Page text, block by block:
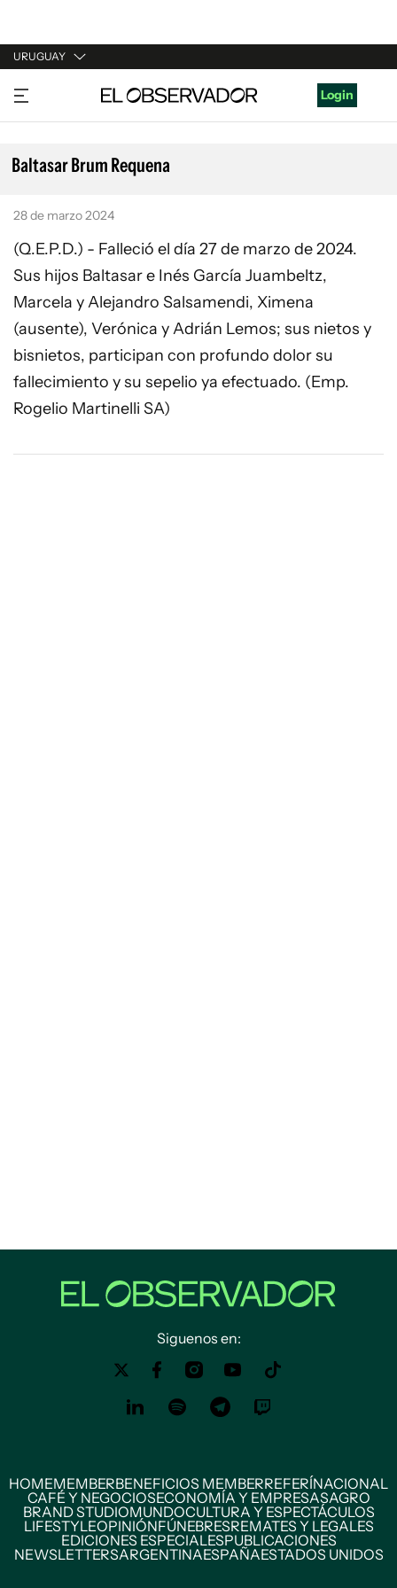
URUGUAY
URUGUAY
ARGENTINA
ESPAÑA
Login
Baltasar Brum Requena
28 de marzo 2024
(Q.E.P.D.) - Falleció el día 27 de marzo de 2024.
Sus hijos Baltasar e Inés García Juambeltz,
Marcela y Alejandro Salsamendi, Ximena
(ausente), Verónica y Adrián Lemos; sus nietos y
bisnietos, participan con profundo dolor su
fallecimiento y su sepelio ya efectuado. (Emp.
Rogelio Martinelli SA)
Siguenos en:
HOMEMEMBERBENEFICIOS MEMBERREFERÍNACIONAL
CAFÉ Y NEGOCIOSECONOMÍA Y EMPRESASAGRO
BRAND STUDIOMUNDOCULTURA Y ESPECTÁCULOS
LIFESTYLEOPINIÓNFÚNEBRESREMATES Y LEGALES
EDICIONES ESPECIALESPUBLICACIONES
NEWSLETTERSARGENTINAESPAÑAESTADOS UNIDOS